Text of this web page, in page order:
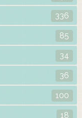
336
85
34
36
100
18